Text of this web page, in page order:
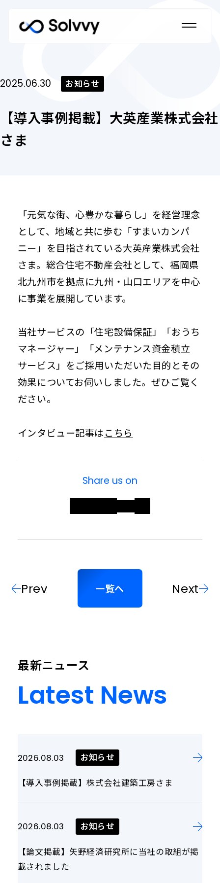
Home
私たちのブランドについて
私たちの強み
サービス
導入事例
よくあるご質問（法人のお客さま）
法人向けサービス資料請求
個人のお客さま
Individual Customers
個人のお客さま トップ
修理受付（カスタマーサポート）
よくあるご質問
株主・投資家情報
Investor Relations
株主・投資家情報 トップ
IRニュース
決算短信
有価証券報告書
決算説明資料・補足説明資料
事業計画及び成長可能性資料
業績ハイライト
株式情報
株主総会
IRスケジュール
よくあるご質問
電子公告
About Us
企業情報 トップ
社長メッセージ
経営理念
会社概要
役員紹介
コーポレート・ガバナンス
データでみるSolvvy
お知らせ
News
Recruit
法人向けサービスについて
個人向けサービスについて
2025.06.30 お知らせ
【導入事例掲載】大英産業株式会社
さま
「元気な街、心豊かな暮らし」を経営理念
として、地域と共に歩む「すまいカンパ
ニー」を目‬指されている大英産業株式会社
さま。総合住宅不動産会社として、‬福岡県
北九州市を拠点に九州・山口エリアを中心
に事業を展開しています。
当社サービスの「住宅設備保証」「おうち
マネージャー」「メンテナンス資金積立
サービス」をご採用いただいた目的とその
効果についてお伺いしました。ぜひご覧く
ださい。
インタビュー記事はこちら
Share us on
Prev 一覧へ Next
最新ニュース
Latest News
2026.08.03 お知らせ
【導入事例掲載】株式会社建築工房さま
2026.08.03 お知らせ
【論文掲載】矢野経済研究所に当社の取組が掲
載されました